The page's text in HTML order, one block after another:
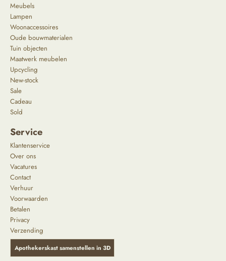
Meubels
Lampen
Woonaccessoires
Oude bouwmaterialen
Tuin objecten
Maatwerk meubelen
Upcycling
New-stock
Sale
Cadeau
Sold
Service
Klantenservice
Over ons
Vacatures
Contact
Verhuur
Voorwaarden
Betalen
Privacy
Verzending
Apothekerskast samenstellen in 3D